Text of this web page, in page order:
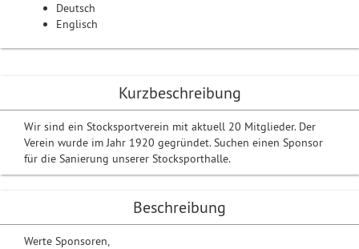
Kurzbeschreibung
Wir sind ein Stocksportverein mit aktuell 20 Mitglieder. Der
Verein wurde im Jahr 1920 gegründet. Suchen einen Sponsor
für die Sanierung unserer Stocksporthalle.
Beschreibung
Werte Sponsoren,
Deutsch
Englisch